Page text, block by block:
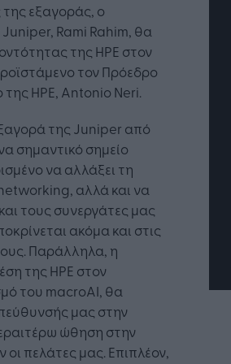
εξαγοράς, ο
Rami Rahim, θα
της HPE στον
τον Πρόεδρο
HPE, Antonio Neri.
της Juniper από
σημαντικό σημείο
να αλλάξει τη
αλλά και να
τους συνεργάτες μας
ακόμα και στις
Παράλληλα, η
της HPE στον
του macroAI, θα
μας στην
ώθηση στην
οι πελάτες μας. Επιπλέον,
νέο
Οι προσλήψεις
Jobfind.gr ως
«σύμμαχος» για κάθε
επιχείρηση και